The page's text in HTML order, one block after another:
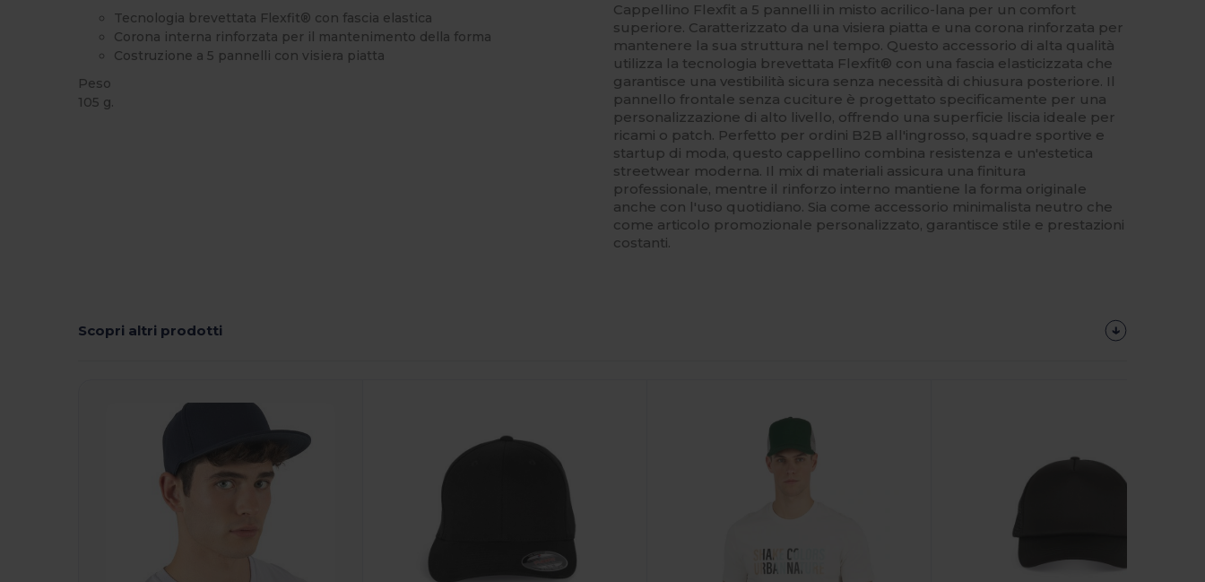
Tecnologia brevettata Flexfit® con fascia elastica
Corona interna rinforzata per il mantenimento della forma
Costruzione a 5 pannelli con visiera piatta
Peso
105 g.
Cappellino Flexfit a 5 pannelli in misto acrilico-lana per un comfort
superiore. Caratterizzato da una visiera piatta e una corona rinforzata per
mantenere la sua struttura nel tempo. Questo accessorio di alta qualità
utilizza la tecnologia brevettata Flexfit® con una fascia elasticizzata che
garantisce una vestibilità sicura senza necessità di chiusura posteriore. Il
pannello frontale senza cuciture è progettato specificamente per una
personalizzazione di alto livello, offrendo una superficie liscia ideale per
ricami o patch. Perfetto per ordini B2B all'ingrosso, squadre sportive e
startup di moda, questo cappellino combina resistenza e un'estetica
streetwear moderna. Il mix di materiali assicura una finitura
professionale, mentre il rinforzo interno mantiene la forma originale
anche con l'uso quotidiano. Sia come accessorio minimalista neutro che
come articolo promozionale personalizzato, garantisce stile e prestazioni
costanti.
Scopri altri prodotti